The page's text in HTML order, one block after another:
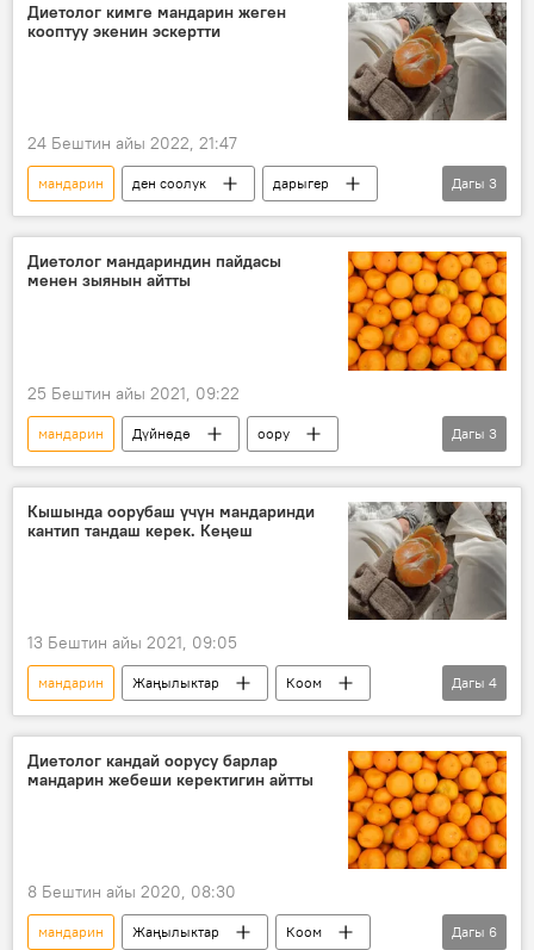
Диетолог кимге мандарин жеген
кооптуу экенин эскертти
24 Бештин айы 2022, 21:47
мандарин ден соолук
дарыгер
кеңеш
Россия кант диабети
Дагы 3
Диетолог мандариндин пайдасы
менен зыянын айтты
25 Бештин айы 2021, 09:22
мандарин Дүйнөдө
оору
зыян
витамин
диетолог
Дагы 3
Кышында оорубаш үчүн мандаринди
кантип тандаш керек. Кеңеш
13 Бештин айы 2021, 09:05
мандарин Жаңылыктар
Коом
Дүйнөдө
ден соолук
кыш
Дагы 4
Диетолог кандай оорусу барлар
мандарин жебеши керектигин айтты
8 Бештин айы 2020, 08:30
мандарин Жаңылыктар
Коом
Дагы 6